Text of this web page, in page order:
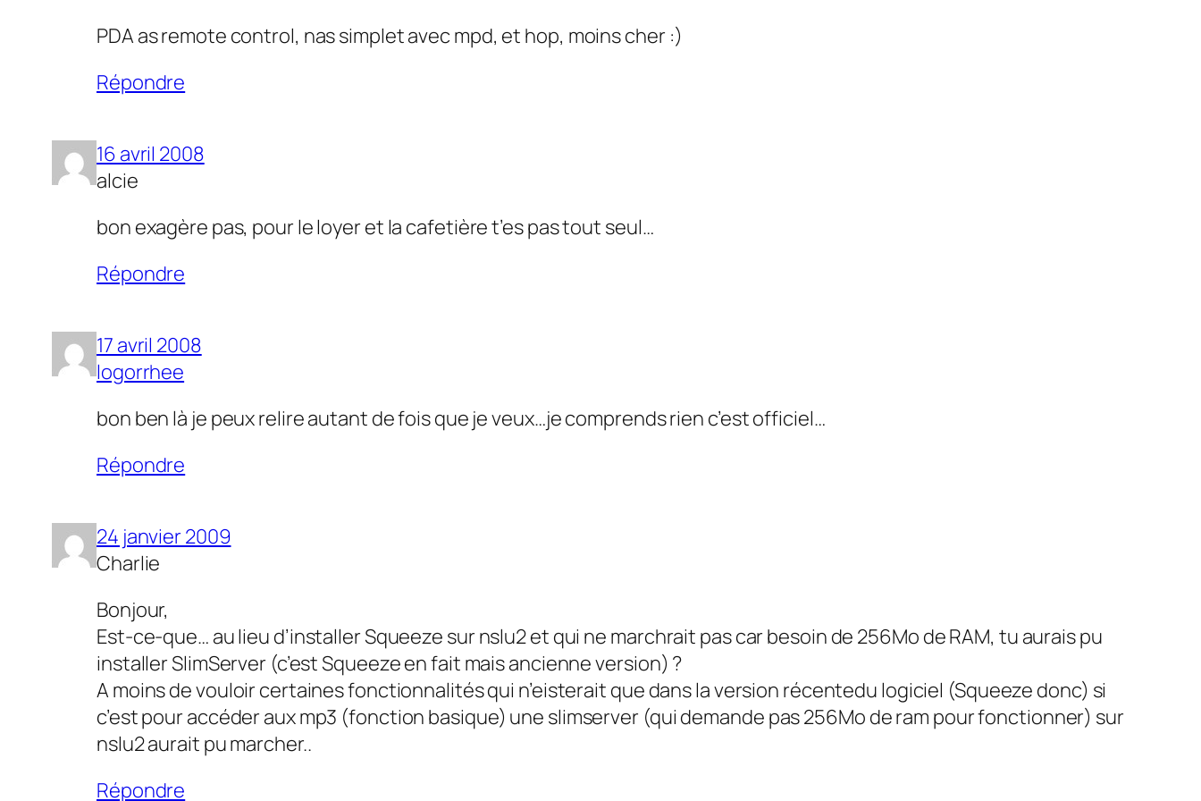
PDA as remote control, nas simplet avec mpd, et hop, moins cher :)
Répondre
16 avril 2008
alcie
bon exagère pas, pour le loyer et la cafetière t’es pas tout seul…
Répondre
17 avril 2008
logorrhee
bon ben là je peux relire autant de fois que je veux…je comprends rien c’est officiel…
Répondre
24 janvier 2009
Charlie
Bonjour,
Est-ce-que… au lieu d’installer Squeeze sur nslu2 et qui ne marchrait pas car besoin de 256Mo de RAM, tu aurais pu
installer SlimServer (c’est Squeeze en fait mais ancienne version) ?
A moins de vouloir certaines fonctionnalités qui n’eisterait que dans la version récentedu logiciel (Squeeze donc) si
c’est pour accéder aux mp3 (fonction basique) une slimserver (qui demande pas 256Mo de ram pour fonctionner) sur
nslu2 aurait pu marcher..
Répondre